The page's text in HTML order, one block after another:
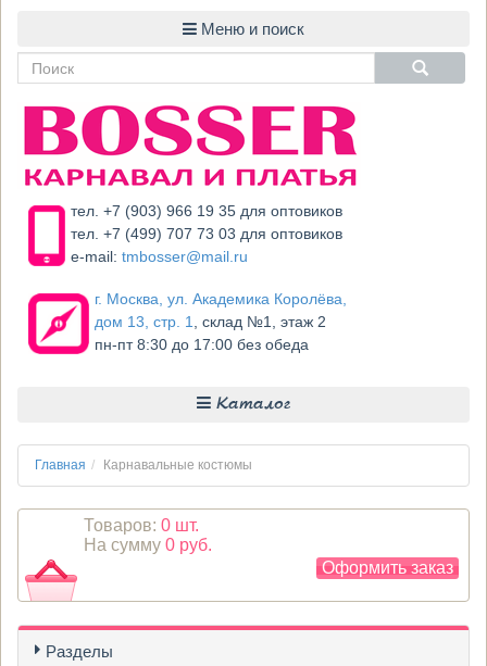
тел. +7 (903) 966 19 35 для оптовиков
тел. +7 (499) 707 73 03 для оптовиков
e-mail:tmbosser@mail.ru
г. Москва, ул. Академика Королёва,
дом 13, стр. 1
, склад №1, этаж 2
пн-пт 8:30 до 17:00 без обеда
Каталог
Главная Карнавальные костюмы
Товаров: 0 шт.
На сумму 0 руб.
Оформить заказ
Разделы